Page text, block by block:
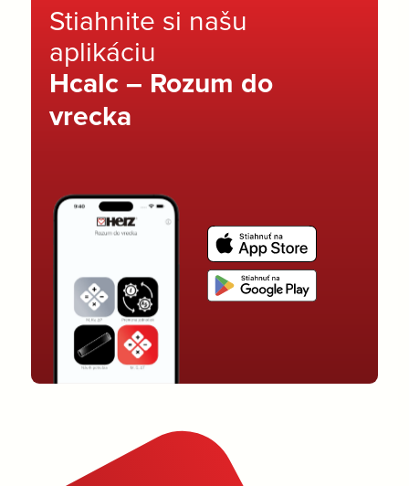
Stiahnite si našu
aplikáciu
Hcalc – Rozum do
vrecka